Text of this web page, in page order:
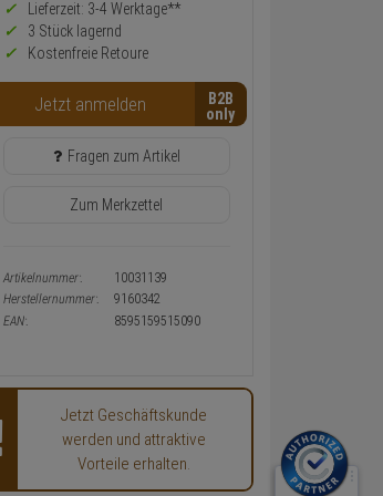
Preis,
Verfügbakeit
und
oder
Konfigurieren-
Button
Lieferzeit: 3-4 Werktage**
3 Stück lagernd
Kostenfreie Retoure
Jetzt anmelden B2B
Fragen zum Artikel
Zum Merkzettel
Artikelnummer:
10031139
Herstellernummer:
9160342
EAN:
8595159515090
Jetzt Geschäftskunde
werden und attraktive
Vorteile erhalten.